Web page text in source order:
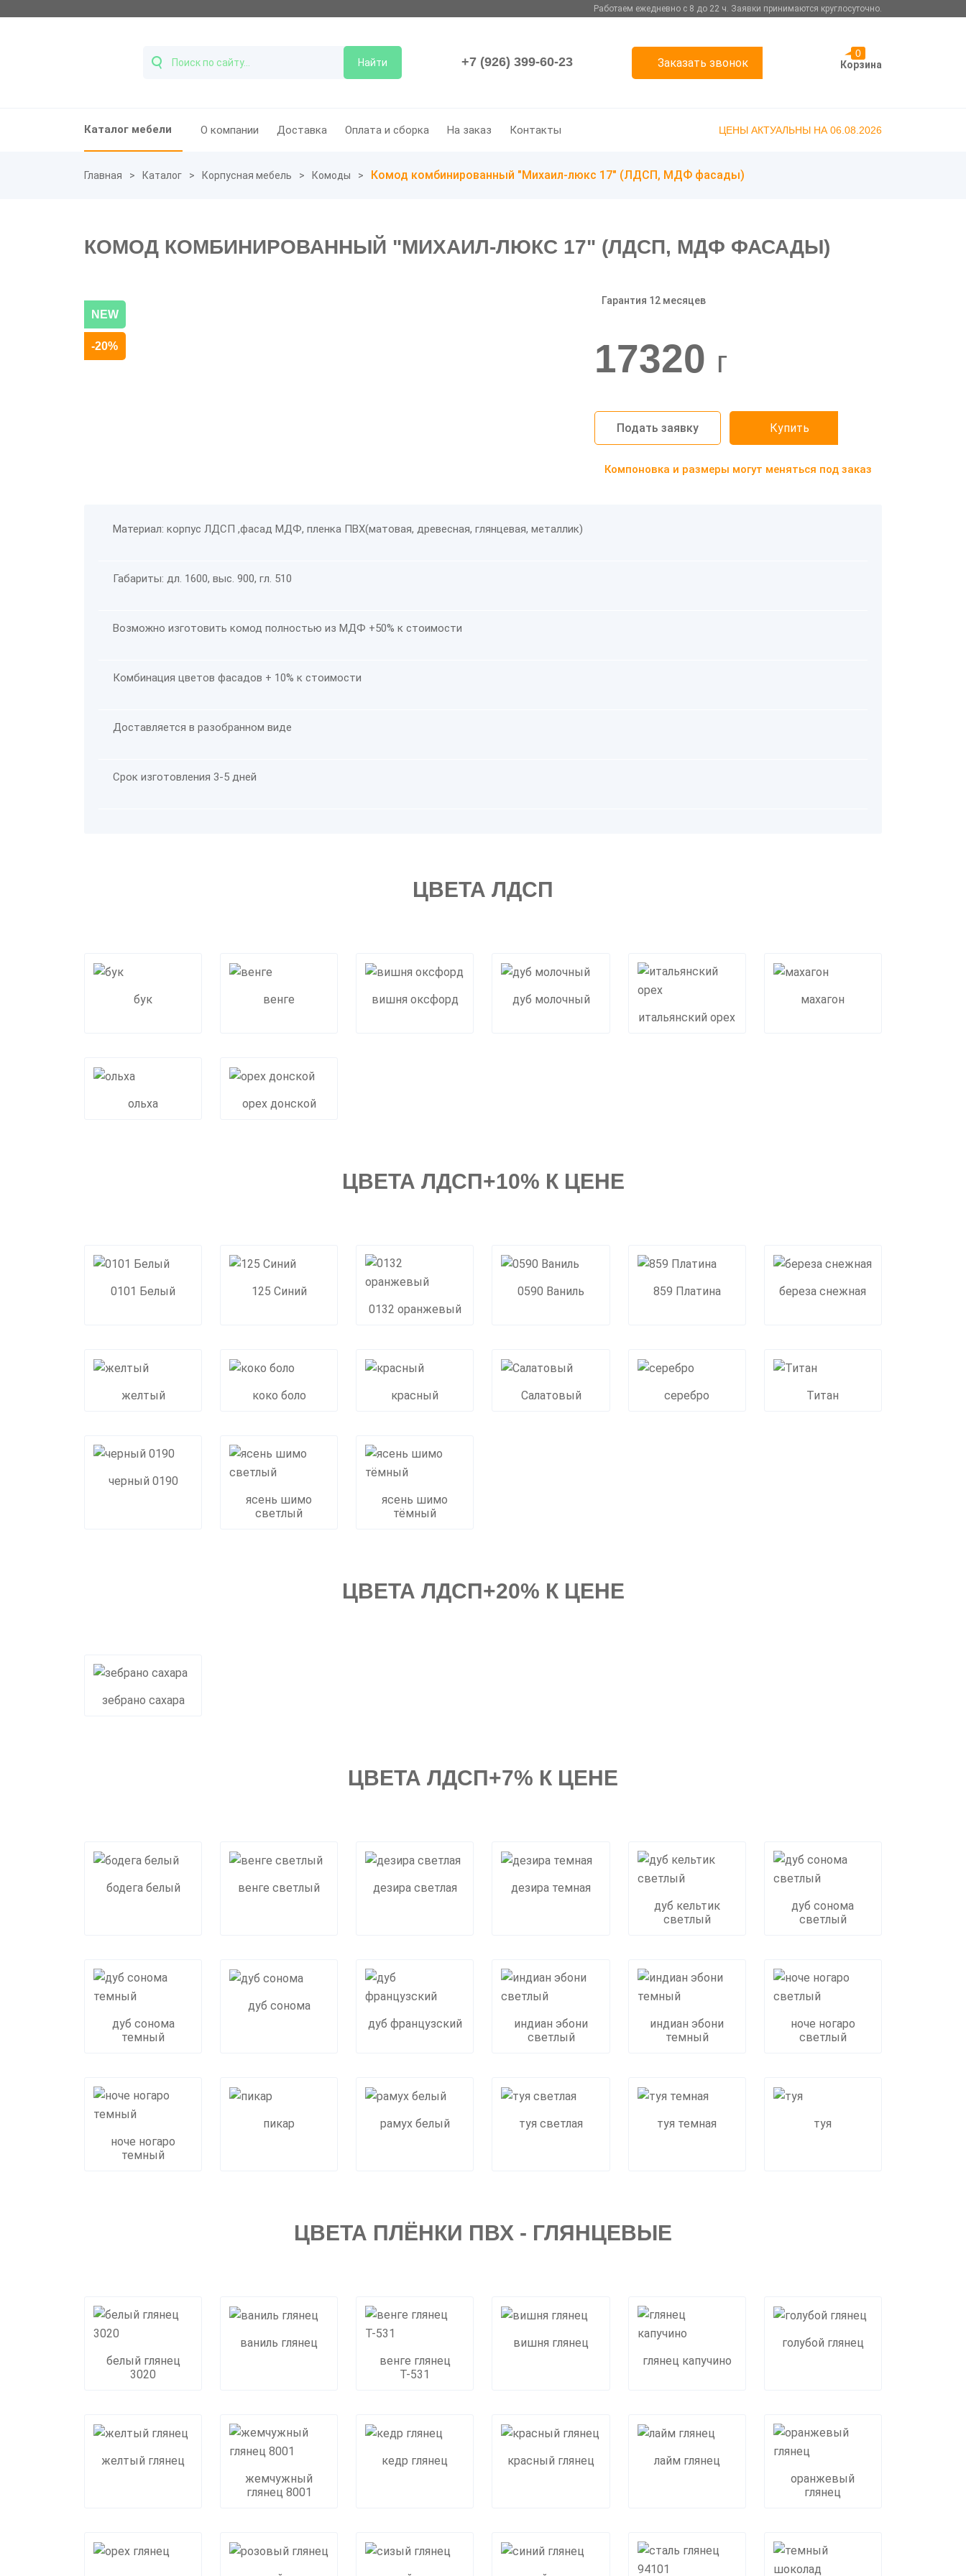
Работаем ежедневно с 8 до 22 ч. Заявки принимаются круглосуточно.
Найти +7 (926) 399-60-23 Заказать звонок
0
Корзина
Каталог мебели О компании Доставка Оплата и сборка На заказ Контакты ЦЕНЫ АКТУАЛЬНЫ НА 06.08.2026
Главная Каталог Корпусная мебель Комоды Комод комбинированный "Михаил-люкс 17" (ЛДСП, МДФ фасады)
КОМОД КОМБИНИРОВАННЫЙ "МИХАИЛ-ЛЮКС 17" (ЛДСП, МДФ ФАСАДЫ)
NEW
-20%
Гарантия 12 месяцев
17320 г
Подать заявку Купить
Компоновка и размеры могут меняться под заказ
Материал: корпус ЛДСП ,фасад МДФ, пленка ПВХ(матовая, древесная, глянцевая, металлик)
Габариты: дл. 1600, выс. 900, гл. 510
Возможно изготовить комод полностью из МДФ +50% к стоимости
Комбинация цветов фасадов + 10% к стоимости
Доставляется в разобранном виде
Срок изготовления 3-5 дней
ЦВЕТА ЛДСП
бук венге вишня оксфорд
дуб молочный
итальянский орех
махагон
ольха орех донской
ЦВЕТА ЛДСП+10% К ЦЕНЕ
0101 Белый
125 Синий
0132 оранжевый
0590 Ваниль 859 Платина береза снежная
желтый коко боло красный Салатовый серебро Титан
черный 0190
ясень шимо
светлый
ясень шимо
тёмный
ЦВЕТА ЛДСП+20% К ЦЕНЕ
зебрано сахара
ЦВЕТА ЛДСП+7% К ЦЕНЕ
бодега белый венге светлый дезира светлая
дезира темная
дуб кельтик
светлый
дуб сонома
светлый
дуб сонома
темный
дуб сонома
дуб французский
индиан эбони
светлый
индиан эбони
темный
ноче ногаро
светлый
ноче ногаро
темный
пикар рамух белый туя светлая туя темная туя
ЦВЕТА ПЛЁНКИ ПВХ - ГЛЯНЦЕВЫЕ
белый глянец
3020
ваниль глянец
венге глянец
Т-531
вишня глянец
глянец капучино
голубой глянец
желтый глянец
жемчужный
глянец 8001
кедр глянец красный глянец
лайм глянец
оранжевый
глянец